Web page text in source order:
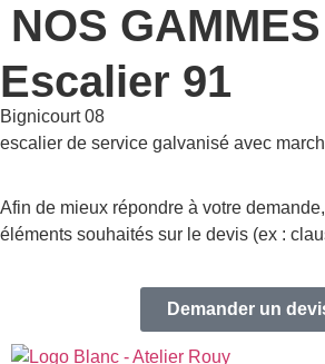
NOS GAMMES
Escalier 91
Bignicourt 08
escalier de service galvanisé avec
Afin de mieux répondre à votre
éléments souhaités sur le devis (ex :
Demander un